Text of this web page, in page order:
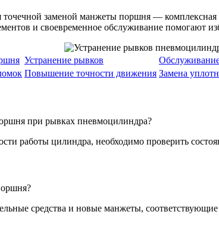
точечной заменой манжеты поршня —
и своевременное обслуживание помогают
Устранение рывков
Повышение точности движения Замена
при рывках пневмоцилиндра?
работы цилиндра, необходимо проверить
средства и новые манжеты,